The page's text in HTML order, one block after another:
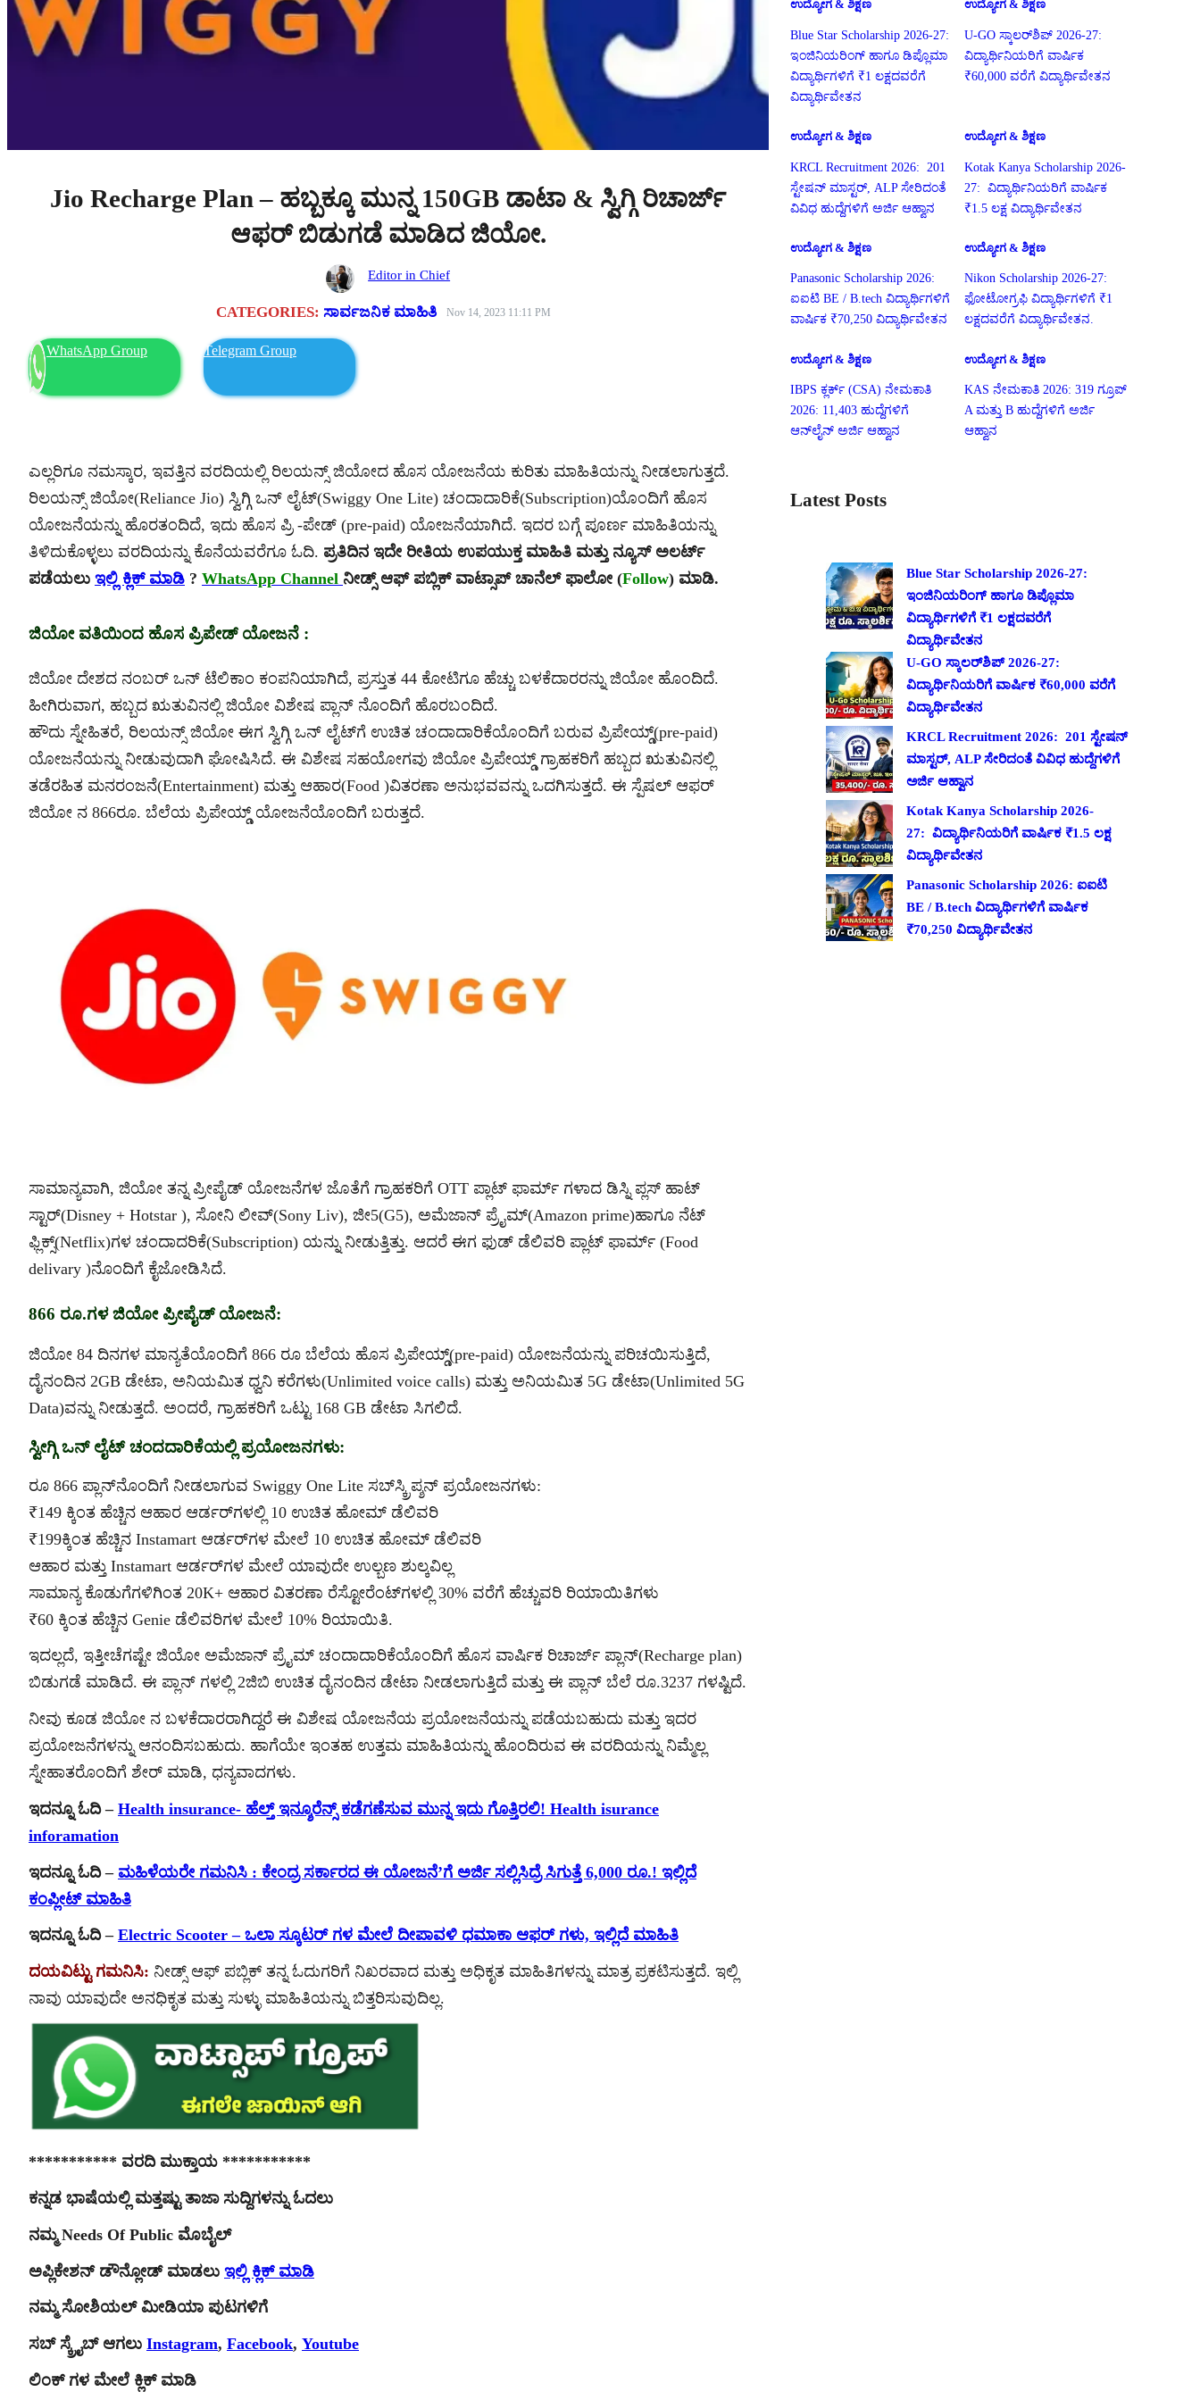
Jio Recharge Plan – ಹಬ್ಬಕ್ಕೂ ಮುನ್ನ 150GB ಡಾಟಾ & ಸ್ವಿಗ್ಗಿ ರಿಚಾರ್ಜ್
ಆಫರ್ ಬಿಡುಗಡೆ ಮಾಡಿದ ಜಿಯೋ.
Editor in Chief
CATEGORIES: ಸಾರ್ವಜನಿಕ ಮಾಹಿತಿ Nov 14, 2023 11:11 PM
WhatsApp Group Telegram Group
ಎಲ್ಲರಿಗೂ ನಮಸ್ಕಾರ, ಇವತ್ತಿನ ವರದಿಯಲ್ಲಿ ರಿಲಯನ್ಸ್ ಜಿಯೋದ ಹೊಸ ಯೋಜನೆಯ ಕುರಿತು ಮಾಹಿತಿಯನ್ನು ನೀಡಲಾಗುತ್ತದೆ.
ರಿಲಯನ್ಸ್ ಜಿಯೋ(Reliance Jio) ಸ್ವಿಗ್ಗಿ ಒನ್ ಲೈಟ್(Swiggy One Lite) ಚಂದಾದಾರಿಕೆ(Subscription)ಯೊಂದಿಗೆ ಹೊಸ
ಯೋಜನೆಯನ್ನು ಹೊರತಂದಿದೆ, ಇದು ಹೊಸ ಪ್ರಿ -ಪೇಡ್ (pre-paid) ಯೋಜನೆಯಾಗಿದೆ. ಇದರ ಬಗ್ಗೆ ಪೂರ್ಣ ಮಾಹಿತಿಯನ್ನು
ತಿಳಿದುಕೊಳ್ಳಲು ವರದಿಯನ್ನು ಕೊನೆಯವರೆಗೂ ಓದಿ. ಪ್ರತಿದಿನ ಇದೇ ರೀತಿಯ ಉಪಯುಕ್ತ ಮಾಹಿತಿ ಮತ್ತು ನ್ಯೂಸ್ ಅಲರ್ಟ್
ಪಡೆಯಲು ಇಲ್ಲಿ ಕ್ಲಿಕ್ ಮಾಡಿ ? WhatsApp Channel ನೀಡ್ಸ್ ಆಫ್ ಪಬ್ಲಿಕ್ ವಾಟ್ಸಾಪ್ ಚಾನೆಲ್ ಫಾಲೋ (Follow) ಮಾಡಿ.
ಜಿಯೋ ವತಿಯಿಂದ ಹೊಸ ಪ್ರಿಪೇಡ್ ಯೋಜನೆ :
ಜಿಯೋ ದೇಶದ ನಂಬರ್ ಒನ್ ಟೆಲಿಕಾಂ ಕಂಪನಿಯಾಗಿದೆ, ಪ್ರಸ್ತುತ 44 ಕೋಟಿಗೂ ಹೆಚ್ಚು ಬಳಕೆದಾರರನ್ನು ಜಿಯೋ ಹೊಂದಿದೆ.
ಹೀಗಿರುವಾಗ, ಹಬ್ಬದ ಋತುವಿನಲ್ಲಿ ಜಿಯೋ ವಿಶೇಷ ಪ್ಲಾನ್ ನೊಂದಿಗೆ ಹೊರಬಂದಿದೆ.
ಹೌದು ಸ್ನೇಹಿತರೆ, ರಿಲಯನ್ಸ್ ಜಿಯೋ ಈಗ ಸ್ವಿಗ್ಗಿ ಒನ್ ಲೈಟ್‌ಗೆ ಉಚಿತ ಚಂದಾದಾರಿಕೆಯೊಂದಿಗೆ ಬರುವ ಪ್ರಿಪೇಯ್ಡ್(pre-paid)
ಯೋಜನೆಯನ್ನು ನೀಡುವುದಾಗಿ ಘೋಷಿಸಿದೆ. ಈ ವಿಶೇಷ ಸಹಯೋಗವು ಜಿಯೋ ಪ್ರಿಪೇಯ್ಡ್ ಗ್ರಾಹಕರಿಗೆ ಹಬ್ಬದ ಋತುವಿನಲ್ಲಿ
ತಡೆರಹಿತ ಮನರಂಜನೆ(Entertainment) ಮತ್ತು ಆಹಾರ(Food )ವಿತರಣಾ ಅನುಭವವನ್ನು ಒದಗಿಸುತ್ತದೆ. ಈ ಸ್ಪೆಷಲ್ ಆಫರ್
ಜಿಯೋ ನ 866ರೂ. ಬೆಲೆಯ ಪ್ರಿಪೇಯ್ಡ್ ಯೋಜನೆಯೊಂದಿಗೆ ಬರುತ್ತದೆ.
ಸಾಮಾನ್ಯವಾಗಿ, ಜಿಯೋ ತನ್ನ ಪ್ರೀಪೈಡ್ ಯೋಜನೆಗಳ ಜೊತೆಗೆ ಗ್ರಾಹಕರಿಗೆ OTT ಪ್ಲಾಟ್ ಫಾರ್ಮ್ ಗಳಾದ ಡಿಸ್ನಿ ಪ್ಲಸ್ ಹಾಟ್
ಸ್ಟಾರ್(Disney + Hotstar ), ಸೋನಿ ಲೀವ್(Sony Liv), ಜೀ5(G5), ಅಮೆಜಾನ್ ಪ್ರೈಮ್(Amazon prime)ಹಾಗೂ ನೆಟ್
ಫ್ಲಿಕ್ಸ್(Netflix)ಗಳ ಚಂದಾದರಿಕೆ(Subscription) ಯನ್ನು ನೀಡುತ್ತಿತ್ತು. ಆದರೆ ಈಗ ಫುಡ್ ಡೆಲಿವರಿ ಪ್ಲಾಟ್ ಫಾರ್ಮ್ (Food
delivary )ನೊಂದಿಗೆ ಕೈಜೋಡಿಸಿದೆ.
866 ರೂ.ಗಳ ಜಿಯೋ ಪ್ರೀಪೈಡ್ ಯೋಜನೆ:
ಜಿಯೋ 84 ದಿನಗಳ ಮಾನ್ಯತೆಯೊಂದಿಗೆ 866 ರೂ ಬೆಲೆಯ ಹೊಸ ಪ್ರಿಪೇಯ್ಡ್(pre-paid) ಯೋಜನೆಯನ್ನು ಪರಿಚಯಿಸುತ್ತಿದೆ,
ದೈನಂದಿನ 2GB ಡೇಟಾ, ಅನಿಯಮಿತ ಧ್ವನಿ ಕರೆಗಳು(Unlimited voice calls) ಮತ್ತು ಅನಿಯಮಿತ 5G ಡೇಟಾ(Unlimited 5G
Data)ವನ್ನು ನೀಡುತ್ತದೆ. ಅಂದರೆ, ಗ್ರಾಹಕರಿಗೆ ಒಟ್ಟು 168 GB ಡೇಟಾ ಸಿಗಲಿದೆ.
ಸ್ವೀಗ್ಗಿ ಒನ್ ಲೈಟ್ ಚಂದದಾರಿಕೆಯಲ್ಲಿ ಪ್ರಯೋಜನಗಳು:
ರೂ 866 ಪ್ಲಾನ್‌ನೊಂದಿಗೆ ನೀಡಲಾಗುವ Swiggy One Lite ಸಬ್‌ಸ್ಕ್ರಿಪ್ಶನ್ ಪ್ರಯೋಜನಗಳು:
₹149 ಕ್ಕಿಂತ ಹೆಚ್ಚಿನ ಆಹಾರ ಆರ್ಡರ್‌ಗಳಲ್ಲಿ 10 ಉಚಿತ ಹೋಮ್ ಡೆಲಿವರಿ
₹199ಕ್ಕಿಂತ ಹೆಚ್ಚಿನ Instamart ಆರ್ಡರ್‌ಗಳ ಮೇಲೆ 10 ಉಚಿತ ಹೋಮ್ ಡೆಲಿವರಿ
ಆಹಾರ ಮತ್ತು Instamart ಆರ್ಡರ್‌ಗಳ ಮೇಲೆ ಯಾವುದೇ ಉಲ್ಬಣ ಶುಲ್ಕವಿಲ್ಲ
ಸಾಮಾನ್ಯ ಕೊಡುಗೆಗಳಿಗಿಂತ 20K+ ಆಹಾರ ವಿತರಣಾ ರೆಸ್ಟೋರೆಂಟ್‌ಗಳಲ್ಲಿ 30% ವರೆಗೆ ಹೆಚ್ಚುವರಿ ರಿಯಾಯಿತಿಗಳು
₹60 ಕ್ಕಿಂತ ಹೆಚ್ಚಿನ Genie ಡೆಲಿವರಿಗಳ ಮೇಲೆ 10% ರಿಯಾಯಿತಿ.
ಇದಲ್ಲದೆ, ಇತ್ತೀಚೆಗಷ್ಟೇ ಜಿಯೋ ಅಮೆಜಾನ್ ಪ್ರೈಮ್ ಚಂದಾದಾರಿಕೆಯೊಂದಿಗೆ ಹೊಸ ವಾರ್ಷಿಕ ರಿಚಾರ್ಜ್ ಪ್ಲಾನ್(Recharge plan)
ಬಿಡುಗಡೆ ಮಾಡಿದೆ. ಈ ಪ್ಲಾನ್ ಗಳಲ್ಲಿ 2ಜಿಬಿ ಉಚಿತ ದೈನಂದಿನ ಡೇಟಾ ನೀಡಲಾಗುತ್ತಿದೆ ಮತ್ತು ಈ ಪ್ಲಾನ್ ಬೆಲೆ ರೂ.3237 ಗಳಷ್ಟಿದೆ.
ನೀವು ಕೂಡ ಜಿಯೋ ನ ಬಳಕೆದಾರರಾಗಿದ್ದರೆ ಈ ವಿಶೇಷ ಯೋಜನೆಯ ಪ್ರಯೋಜನೆಯನ್ನು ಪಡೆಯಬಹುದು ಮತ್ತು ಇದರ
ಪ್ರಯೋಜನೆಗಳನ್ನು ಆನಂದಿಸಬಹುದು. ಹಾಗೆಯೇ ಇಂತಹ ಉತ್ತಮ ಮಾಹಿತಿಯನ್ನು ಹೊಂದಿರುವ ಈ ವರದಿಯನ್ನು ನಿಮ್ಮೆಲ್ಲ
ಸ್ನೇಹಾತರೊಂದಿಗೆ ಶೇರ್ ಮಾಡಿ, ಧನ್ಯವಾದಗಳು.
ಇದನ್ನೂ ಓದಿ – Health insurance- ಹೆಲ್ತ್ ಇನ್ಶೂರೆನ್ಸ್ ಕಡೆಗಣೆಸುವ ಮುನ್ನ ಇದು ಗೊತ್ತಿರಲಿ! Health isurance
inforamation
ಇದನ್ನೂ ಓದಿ – ಮಹಿಳೆಯರೇ ಗಮನಿಸಿ : ಕೇಂದ್ರ ಸರ್ಕಾರದ ಈ ಯೋಜನೆ’ಗೆ ಅರ್ಜಿ ಸಲ್ಲಿಸಿದ್ರೆ ಸಿಗುತ್ತೆ 6,000 ರೂ.! ಇಲ್ಲಿದೆ
ಕಂಪ್ಲೀಟ್ ಮಾಹಿತಿ
ಇದನ್ನೂ ಓದಿ – Electric Scooter – ಒಲಾ ಸ್ಕೂಟರ್ ಗಳ ಮೇಲೆ ದೀಪಾವಳಿ ಧಮಾಕಾ ಆಫರ್ ಗಳು, ಇಲ್ಲಿದೆ ಮಾಹಿತಿ
ದಯವಿಟ್ಟು ಗಮನಿಸಿ: ನೀಡ್ಸ್ ಆಫ್ ಪಬ್ಲಿಕ್ ತನ್ನ ಓದುಗರಿಗೆ ನಿಖರವಾದ ಮತ್ತು ಅಧಿಕೃತ ಮಾಹಿತಿಗಳನ್ನು ಮಾತ್ರ ಪ್ರಕಟಿಸುತ್ತದೆ. ಇಲ್ಲಿ
ನಾವು ಯಾವುದೇ ಅನಧಿಕೃತ ಮತ್ತು ಸುಳ್ಳು ಮಾಹಿತಿಯನ್ನು ಬಿತ್ತರಿಸುವುದಿಲ್ಲ.
*********** ವರದಿ ಮುಕ್ತಾಯ ***********
ಕನ್ನಡ ಭಾಷೆಯಲ್ಲಿ ಮತ್ತಷ್ಟು ತಾಜಾ ಸುದ್ದಿಗಳನ್ನು ಓದಲು
ನಮ್ಮ Needs Of Public ಮೊಬೈಲ್
ಅಪ್ಲಿಕೇಶನ್ ಡೌನ್ಲೋಡ್ ಮಾಡಲು ಇಲ್ಲಿ ಕ್ಲಿಕ್ ಮಾಡಿ
ನಮ್ಮ ಸೋಶಿಯಲ್ ಮೀಡಿಯಾ ಪುಟಗಳಿಗೆ
ಸಬ್ ಸ್ಕ್ರೈಬ್ ಆಗಲು Instagram, Facebook, Youtube
ಲಿಂಕ್ ಗಳ ಮೇಲೆ ಕ್ಲಿಕ್ ಮಾಡಿ
ಉದ್ಯೋಗ & ಶಿಕ್ಷಣ
Blue Star Scholarship 2026-27:
ಇಂಜಿನಿಯರಿಂಗ್ ಹಾಗೂ ಡಿಪ್ಲೊಮಾ
ವಿದ್ಯಾರ್ಥಿಗಳಿಗೆ ₹1 ಲಕ್ಷದವರೆಗೆ
ವಿದ್ಯಾರ್ಥಿವೇತನ
ಉದ್ಯೋಗ & ಶಿಕ್ಷಣ
U-GO ಸ್ಕಾಲರ್‌ಶಿಪ್ 2026-27:
ವಿದ್ಯಾರ್ಥಿನಿಯರಿಗೆ ವಾರ್ಷಿಕ
₹60,000 ವರೆಗೆ ವಿದ್ಯಾರ್ಥಿವೇತನ
ಉದ್ಯೋಗ & ಶಿಕ್ಷಣ
KRCL Recruitment 2026: 201
ಸ್ಟೇಷನ್ ಮಾಸ್ಟರ್, ALP ಸೇರಿದಂತೆ
ವಿವಿಧ ಹುದ್ದೆಗಳಿಗೆ ಅರ್ಜಿ ಆಹ್ವಾನ
ಉದ್ಯೋಗ & ಶಿಕ್ಷಣ
Kotak Kanya Scholarship 2026-
27: ವಿದ್ಯಾರ್ಥಿನಿಯರಿಗೆ ವಾರ್ಷಿಕ
₹1.5 ಲಕ್ಷ ವಿದ್ಯಾರ್ಥಿವೇತನ
ಉದ್ಯೋಗ & ಶಿಕ್ಷಣ
Panasonic Scholarship 2026:
ಐಐಟಿ BE / B.tech ವಿದ್ಯಾರ್ಥಿಗಳಿಗೆ
ವಾರ್ಷಿಕ ₹70,250 ವಿದ್ಯಾರ್ಥಿವೇತನ
ಉದ್ಯೋಗ & ಶಿಕ್ಷಣ
Nikon Scholarship 2026-27:
ಫೋಟೋಗ್ರಫಿ ವಿದ್ಯಾರ್ಥಿಗಳಿಗೆ ₹1
ಲಕ್ಷದವರೆಗೆ ವಿದ್ಯಾರ್ಥಿವೇತನ.
ಉದ್ಯೋಗ & ಶಿಕ್ಷಣ
IBPS ಕ್ಲರ್ಕ್ (CSA) ನೇಮಕಾತಿ
2026: 11,403 ಹುದ್ದೆಗಳಿಗೆ
ಆನ್‌ಲೈನ್ ಅರ್ಜಿ ಆಹ್ವಾನ
ಉದ್ಯೋಗ & ಶಿಕ್ಷಣ
KAS ನೇಮಕಾತಿ 2026: 319 ಗ್ರೂಪ್
A ಮತ್ತು B ಹುದ್ದೆಗಳಿಗೆ ಅರ್ಜಿ
ಆಹ್ವಾನ
Latest Posts
Blue Star Scholarship 2026-27:
ಇಂಜಿನಿಯರಿಂಗ್ ಹಾಗೂ ಡಿಪ್ಲೊಮಾ
ವಿದ್ಯಾರ್ಥಿಗಳಿಗೆ ₹1 ಲಕ್ಷದವರೆಗೆ
ವಿದ್ಯಾರ್ಥಿವೇತನ
U-GO ಸ್ಕಾಲರ್‌ಶಿಪ್ 2026-27:
ವಿದ್ಯಾರ್ಥಿನಿಯರಿಗೆ ವಾರ್ಷಿಕ ₹60,000 ವರೆಗೆ
ವಿದ್ಯಾರ್ಥಿವೇತನ
KRCL Recruitment 2026: 201 ಸ್ಟೇಷನ್
ಮಾಸ್ಟರ್, ALP ಸೇರಿದಂತೆ ವಿವಿಧ ಹುದ್ದೆಗಳಿಗೆ
ಅರ್ಜಿ ಆಹ್ವಾನ
Kotak Kanya Scholarship 2026-
27: ವಿದ್ಯಾರ್ಥಿನಿಯರಿಗೆ ವಾರ್ಷಿಕ ₹1.5 ಲಕ್ಷ
ವಿದ್ಯಾರ್ಥಿವೇತನ
Panasonic Scholarship 2026: ಐಐಟಿ
BE / B.tech ವಿದ್ಯಾರ್ಥಿಗಳಿಗೆ ವಾರ್ಷಿಕ
₹70,250 ವಿದ್ಯಾರ್ಥಿವೇತನ